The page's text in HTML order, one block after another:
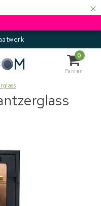
×
0
Panier